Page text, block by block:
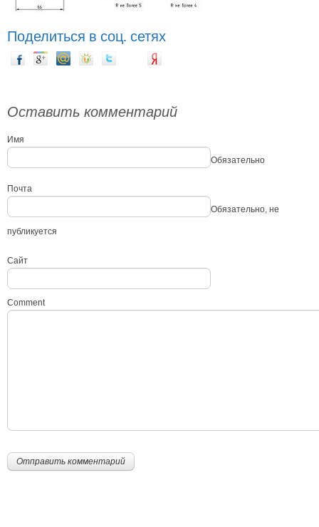
РУЛОНЫ И ШТРИПС
КОМПЛЕКТУЮЩИЕ ДЛЯ КРОВЛИ И ФАСАДА
Поделиться в соц. сетях
Оставить комментарий
Имя
Обязательно
Почта
Обязательно , не
публикуется
Сайт
Comment